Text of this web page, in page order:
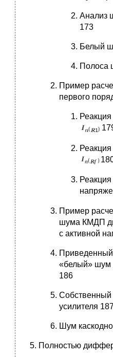
Анализ
173
Белый
Полоса
Пример
первого
Пример
шума КМДП
с активной
Приведенный
«белый» шум
186
Собственный
усилителя
Шум
Полностью